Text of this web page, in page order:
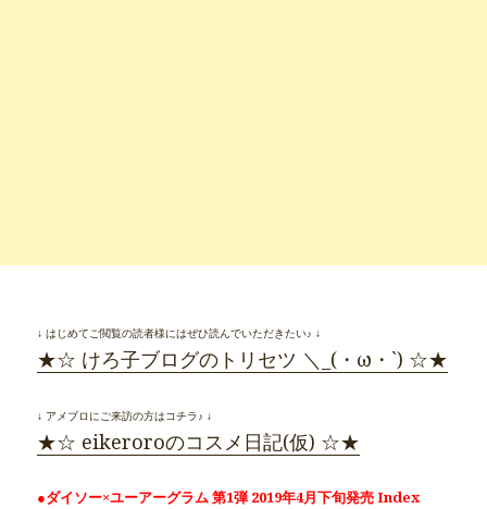
↓ はじめてご閲覧の読者様にはぜひ読んでいただきたい♪ ↓
★☆ けろ子ブログのトリセツ ＼_(・ω・`) ☆★
↓ アメブロにご来訪の方はコチラ♪ ↓
★☆ eikeroroのコスメ日記(仮) ☆★
●ダイソー×ユーアーグラム 第1弾 2019年4月下旬発売 Index